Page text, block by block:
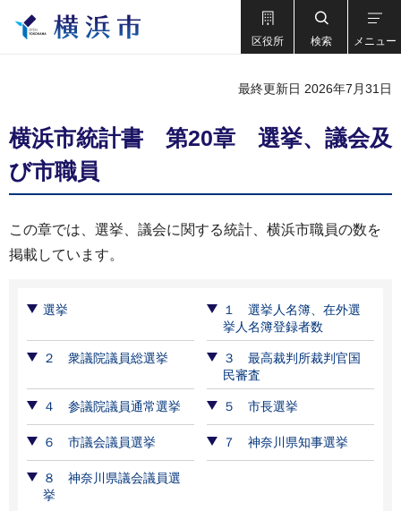
区役所 検索 メニュー
最終更新日 2026年7月31日
横浜市統計書 第20章 選挙、議会及
び市職員
この章では、選挙、議会に関する統計、横浜市職員の数を
掲載しています。
選挙
１ 選挙人名簿、在外選
挙人名簿登録者数
２ 衆議院議員総選挙
３ 最高裁判所裁判官国
民審査
４ 参議院議員通常選挙 ５ 市長選挙
６ 市議会議員選挙 ７ 神奈川県知事選挙
８ 神奈川県議会議員選
挙